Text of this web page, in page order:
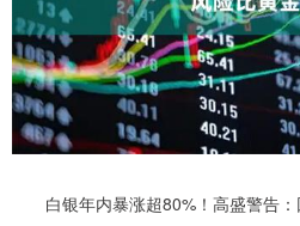
白银年内暴涨超80%！高盛警告：